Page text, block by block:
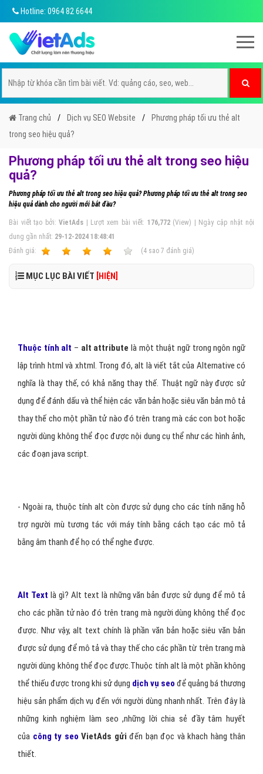
Hotline: 0964 82 6644
Trang chủ Dịch vụ SEO Website
Phương pháp tối ưu thẻ alt
trong seo hiệu quả?
Phương pháp tối ưu thẻ alt trong seo hiệu
quả?
Phương pháp tối ưu thẻ alt trong seo hiệu quả? Phương pháp tối ưu thẻ alt trong seo
hiệu quả dành cho người mới bắt đầu?
Bài viết tạo bởi:VietAds | Lượt xem bài viết: 176,772(View) | Ngày cập nhật nội
dung gần nhất: 29-12-2024 18:48:41
Ðánh giá:
(4 sao 7 đánh giá)
MỤC LỤC BÀI VIẾT [HIỆN]
Thuộc tính alt – alt attribute là một thuật ngữ trong ngôn ngữ
lập trình html và xhtml. Trong đó, alt là viết tắt của Alternative có
nghĩa là thay thế, có khả năng thay thế. Thuật ngữ này được sử
dụng để đánh dấu và thể hiện các văn bản hoặc siêu văn bản mô tả
thay thế cho một phần tử nào đó trên trang mà các con bot hoặc
người dùng không thể đọc được nội dung cụ thể như các hình ảnh,
các đoạn java script.
- Ngoài ra, thuộc tính alt còn được sử dụng cho các tính năng hỗ
trợ người mù tương tác với máy tính bằng cách tạo các mô tả
bằng âm thanh để họ có thể nghe được.
Alt Text là gì? Alt text là những văn bản được sử dụng để mô tả
cho các phần tử nào đó trên trang mà người dùng không thể đọc
được. Như vậy, alt text chính là phần văn bản hoặc siêu văn bản
được sử dụng để mô tả và thay thế cho các phần từ trên trang mà
người dùng không thể đọc được.Thuộc tính alt là một phần không
thể thiếu được trong khi sử dụng dịch vụ seo để quảng bá thương
hiệu sản phẩm dịch vụ đến với người dùng nhanh nhất. Trên đây là
những kinh nghiệm làm seo ,những lời chia sẻ đầy tâm huyết
của công ty seo VietAds gửi đến bạn đọc và khach hàng thân
thiết.